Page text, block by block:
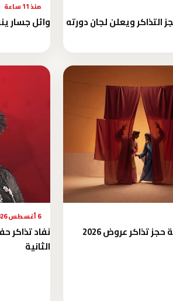
ويعلن لجان دورته
منذ 11 ساعة
وائل جسار
المهرجان القومي للمسرح يعلن آلية حجز تذاكر عروض 2026
6 أغسطس 2026 - 12:35 ص
نفاد تذاكر
الثانية